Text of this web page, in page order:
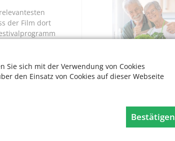
Sie sich mit der Verwendung von Cookies
den Einsatz von Cookies auf dieser Webseite
Bestätigen
der Film dort
bei denen